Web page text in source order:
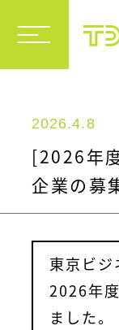
2026.4.8
[2026年
企業の募
東京ビジ
2026年
ました。